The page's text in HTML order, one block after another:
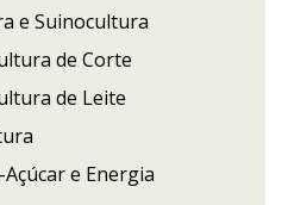
e Suinocultura
de Corte
de Leite
e Energia